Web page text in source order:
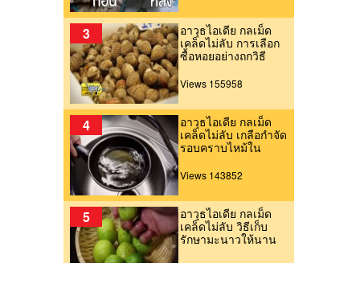
3
อาวุธไอเดีย กลเม็ด
เคล็ดไม่ลับ การเลือก
ซื้อหอยอย่างถูกวิธี
Views 155958
4
อาวุธไอเดีย กลเม็ด
เคล็ดไม่ลับ เกลือกำจัด
รอบคราบไหม้ใน
Views 143852
5
อาวุธไอเดีย กลเม็ด
เคล็ดไม่ลับ วิธีเก็บ
รักษามะนาวให้นาน
Views 136652